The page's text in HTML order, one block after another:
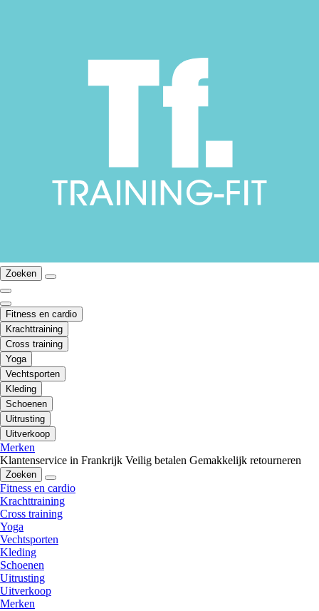
Zoeken
Fitness en cardio
Krachttraining
Cross training
Yoga
Vechtsporten
Kleding
Schoenen
Uitrusting
Uitverkoop
Merken
Klantenservice in Frankrijk Veilig betalen Gemakkelijk retourneren
Zoeken
Fitness en cardio
Krachttraining
Cross training
Yoga
Vechtsporten
Kleding
Schoenen
Uitrusting
Uitverkoop
Merken